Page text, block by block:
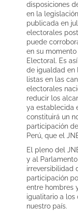
disposiciones
en la
publicada en
electorales
puede
en su
Electoral. Es
de igualdad en
listas en las
electorales
reducir los
ya establecida
constituirá un
participación
Perú, que el
El pleno del
y al
irreversibilidad
participación
entre hombres
igualitario a los
nuestro país.